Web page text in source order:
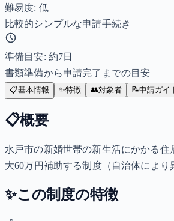
難易度: 低
比較的シンプルな申請手続き
準備目安: 約7日
書類準備から申請完了までの目安
📋基本情報 ✨特徴 👥対象者 📝申請ガイ
📋概要
水戸市の新婚世帯の新生活にかかる住
大60万円補助する制度（自治体により
✨この制度の特徴